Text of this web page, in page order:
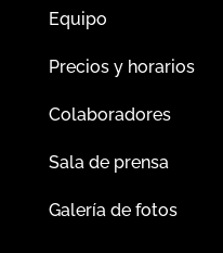
Equipo
Precios y horarios
Colaboradores
Sala de prensa
Galería de fotos